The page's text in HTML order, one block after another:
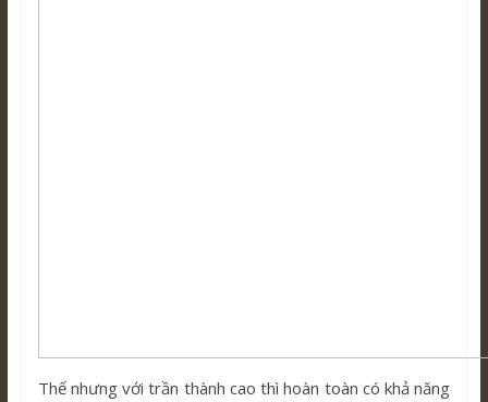
Thế nhưng với trần thành cao thì hoàn toàn có khả năng